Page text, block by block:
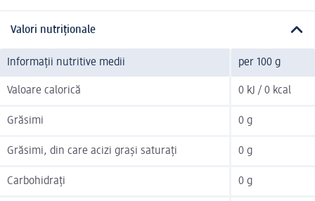
Valori nutriționale
Informații nutritive medii per 100 g
Valoare calorică 0 kJ / 0 kcal
Grăsimi 0 g
Grăsimi, din care acizi grași saturați 0 g
Carbohidrați 0 g